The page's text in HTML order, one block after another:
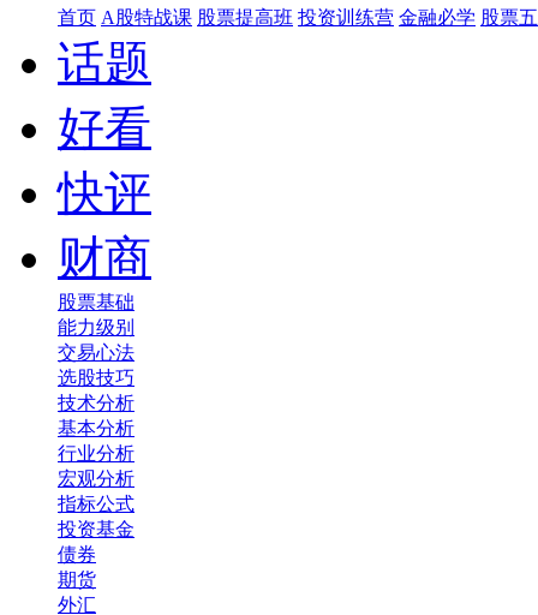
首页 A股特战课 股票提高班 投资训练营 金融必学 股票
话题
好看
快评
财商
股票基础
能力级别
交易心法
选股技巧
技术分析
基本分析
行业分析
宏观分析
指标公式
投资基金
债券
期货
外汇